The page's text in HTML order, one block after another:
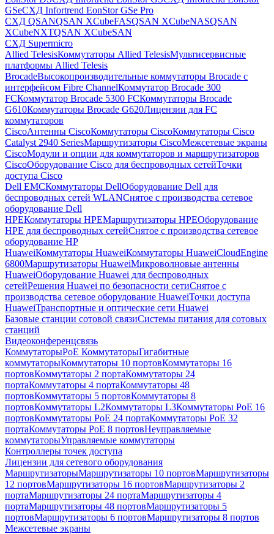
GSeСХД Infortrend EonStor GSe Pro
СХД QSANQSAN XCubeFASQSAN XCubeNASQSAN
XCubeNXTQSAN XCubeSAN
СХД Supermicro
Allied TelesisКоммутаторы Allied TelesisМультисервисные
платформы Allied Telesis
BrocadeВысокопроизводительные коммутаторы Brocade с
интерфейсом Fibre ChannelКоммутатор Brocade 300
FCКоммутатор Brocade 5300 FCКоммутаторы Brocade
G610Коммутаторы Brocade G620Лицензии для FC
коммутаторов
CiscoАнтенны CiscoКоммутаторы CiscoКоммутаторы Cisco
Catalyst 2940 SeriesМаршрутизаторы CiscoМежсетевые экраны
CiscoМодули и опции для коммутаторов и маршрутизаторов
CiscoОборудование Cisco для беспроводных сетейТочки
доступа Cisco
Dell EMCКоммутаторы DellОборудование Dell для
беспроводных сетей WLANСнятое с производства сетевое
оборудование Dell
HPEКоммутаторы HPEМаршрутизаторы HPEОборудование
HPE для беспроводных сетейСнятое с производства сетевое
оборудование HP
HuaweiКоммутаторы HuaweiКоммутаторы HuaweiCloudEngine
6800Маршрутизаторы HuaweiМикроволновые антенны
HuaweiОборудование Huawei для беспроводных
сетейРешения Huawei по безопасности сетиСнятое с
производства сетевое оборудование HuaweiТочки доступа
HuaweiТранспортные и оптические сети Huawei
Базовые станции сотовой связиСистемы питания для сотовых
станций
Видеоконференцсвязь
КоммутаторыPoE КоммутаторыГигабитные
коммутаторыКоммутаторы 10 портовКоммутаторы 16
портовКоммутаторы 2 портаКоммутаторы 24
портаКоммутаторы 4 портаКоммутаторы 48
портовКоммутаторы 5 портовКоммутаторы 8
портовКоммутаторы L2Коммутаторы L3Коммутаторы PoE 16
портовКоммутаторы PoE 24 портаКоммутаторы PoE 32
портаКоммутаторы PoE 8 портовНеуправляемые
коммутаторыУправляемые коммутаторы
Контроллеры точек доступа
Лицензии для сетевого оборудования
МаршрутизаторыМаршрутизаторы 10 портовМаршрутизаторы
12 портовМаршрутизаторы 16 портовМаршрутизаторы 2
портаМаршрутизаторы 24 портаМаршрутизаторы 4
портаМаршрутизаторы 48 портовМаршрутизаторы 5
портовМаршрутизаторы 6 портовМаршрутизаторы 8 портов
Межсетевые экраны